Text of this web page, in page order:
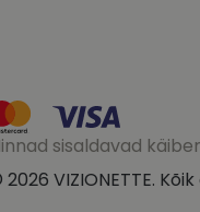
sisaldavad
2026 VIZIONETTE.